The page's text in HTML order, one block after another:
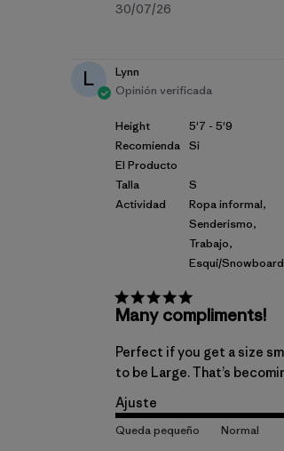
30/07/26
L
Lynn
Opinión verificada
Height
Recomienda
El Producto
Talla
Actividad
5'7 - 5'9
Si
S
Ropa informal,
Senderismo,
Trabajo,
Esquí/Snowboard
Many compliments!
Perfect if you get a size
to be Large. That’s
Ajuste